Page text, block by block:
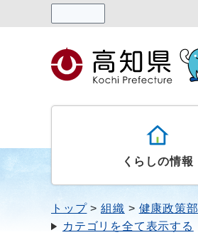
くらしの情報
トップ 組織 健康政策部
カテゴリを全て表示する